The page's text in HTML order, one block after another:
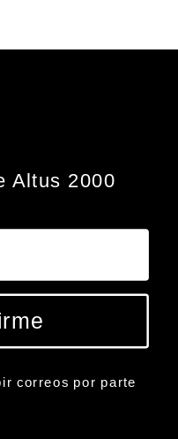
Altus 2000
correos por parte